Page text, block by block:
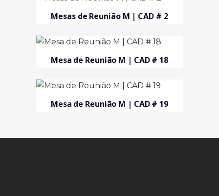
Mesas de Reunião M | CAD # 2
Mesa de Reunião M | CAD # 18
Mesa de Reunião M | CAD # 19